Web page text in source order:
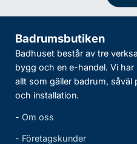
Badrumsbutiken
Badhuset består av tre
bygg och en e-handel. Vi
allt som gäller badrum, såväl
och installation.
- Om oss
- Företagskunder